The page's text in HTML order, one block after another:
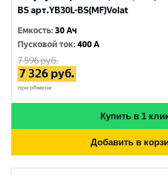
BS арт.YB30L-BS(MF)Volat
Емкость:30 Ач
Пусковой ток:400 A
7 596руб.
7 326 руб.
при обмене
Купить в 1
Добавить в